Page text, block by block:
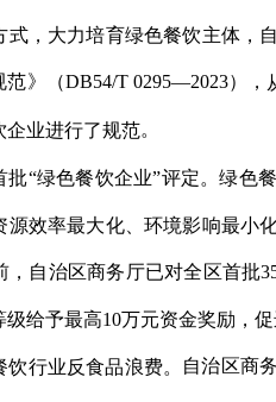
式，大力培育绿色餐饮主体
》（DB54/T 0295—2023），
企业进行了规范。
批“绿色餐饮企业”评定。绿
源效率最大化、环境影响最小
，自治区商务厅已对全区首批
给予最高10万元资金奖励，
饮行业反食品浪费。 自治区商